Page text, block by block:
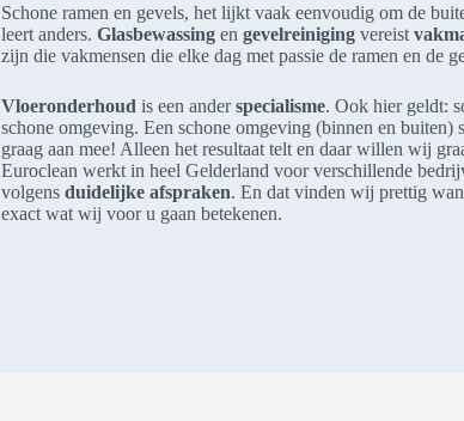
Schone ramen en gevels, het lijkt vaak eenvoudig om de
leert anders. Glasbewassingen gevelreinigingvereist
zijn die vakmensen die elke dag met passie de ramen en de
Vloeronderhoud is een anderspecialisme. Ook hier geldt:
schone omgeving. Een schone omgeving (binnen en
graag aan mee! Alleen het resultaat telt en daar willen wij
Euroclean werkt in heel Gelderland voor verschillende
volgens duidelijke afspraken. En dat vinden wij prettig
exact wat wij voor u gaan betekenen.